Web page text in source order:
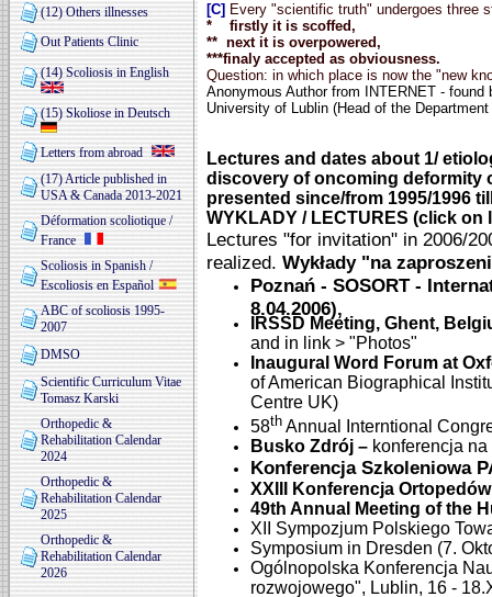
(12) Others illnesses
Out Patients Clinic
(14) Scoliosis in English
(15) Skoliose in Deutsch
Letters from abroad
(17) Article published in
USA & Canada 2013-2021
Déformation scoliotique /
France
Scoliosis in Spanish /
Escoliosis en Español
ABC of scoliosis 1995-
2007
DMSO
Scientific Curriculum Vitae
Tomasz Karski
Orthopedic &
Rehabilitation Calendar
2024
Orthopedic &
Rehabilitation Calendar
2025
Orthopedic &
Rehabilitation Calendar
2026
[C] Every "scientific truth" undergoes three
* firstly it is scoffed,
** next it is overpowered,
***finaly accepted as obviousness.
Question: in which place is now the "new
Anonymous Author from INTERNET -
University of Lublin (Head of the
Lectures and dates about 1/
discovery of oncoming deformity
presented since/from 1995/1996
WYKLADY / LECTURES (click on
Lectures "for invitation" in 2006/
realized. Wykłady "na
Poznań - SOSORT -
8.04.2006),
IRSSD Meeting, Ghent,
and in link > "Photos"
Inaugural Word Forum at
of American Biographical
Centre UK)
58th Annual Interntional
Busko Zdrój – konferencja
Konferencja Szkoleniowa
XXIII Konferencja
49th Annual Meeting of the
XII Sympozjum Polskiego
Symposium in Dresden (7.
Ogólnopolska Konferencja
rozwojowego", Lublin, 16 -